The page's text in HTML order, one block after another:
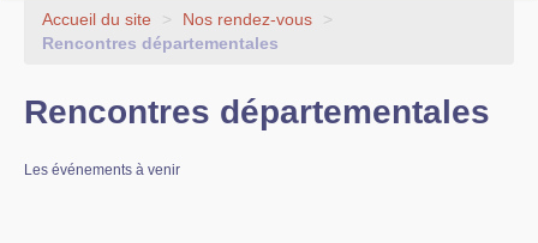
Accueil
Mémoire des RE dans l’Yonne
Accueil du site > Nos rendez-vous
>
Rencontres départementales
Rencontres départementales
Les événements à venir